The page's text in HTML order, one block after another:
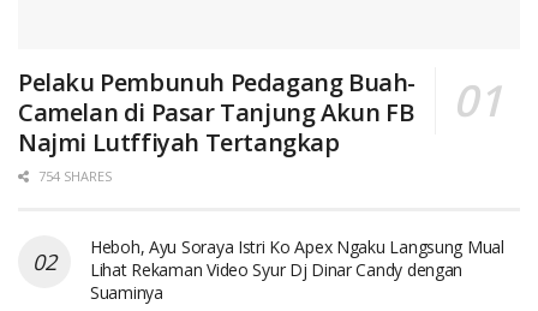
Pelaku Pembunuh Pedagang Buah-
Camelan di Pasar Tanjung Akun FB
Najmi Lutffiyah Tertangkap
754 SHARES
Heboh, Ayu Soraya Istri Ko Apex Ngaku Langsung Mual
Lihat Rekaman Video Syur Dj Dinar Candy dengan
Suaminya